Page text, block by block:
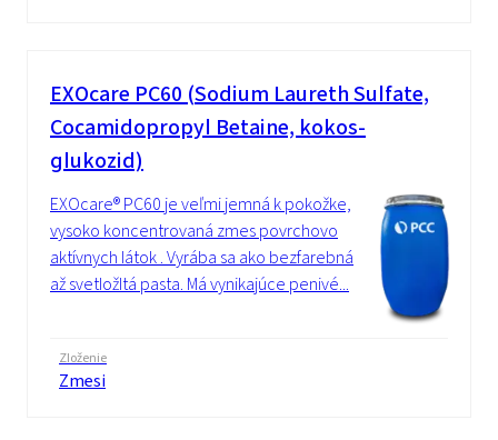
EXOcare PC60 (Sodium Laureth Sulfate,
Cocamidopropyl Betaine, kokos-
glukozid)
EXOcare® PC60 je veľmi jemná k pokožke,
vysoko koncentrovaná zmes povrchovo
aktívnych látok . Vyrába sa ako bezfarebná
až svetložltá pasta. Má vynikajúce penivé...
Zloženie
Zmesi